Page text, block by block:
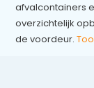
afvalcontainers
overzichtelijk
de voordeur.